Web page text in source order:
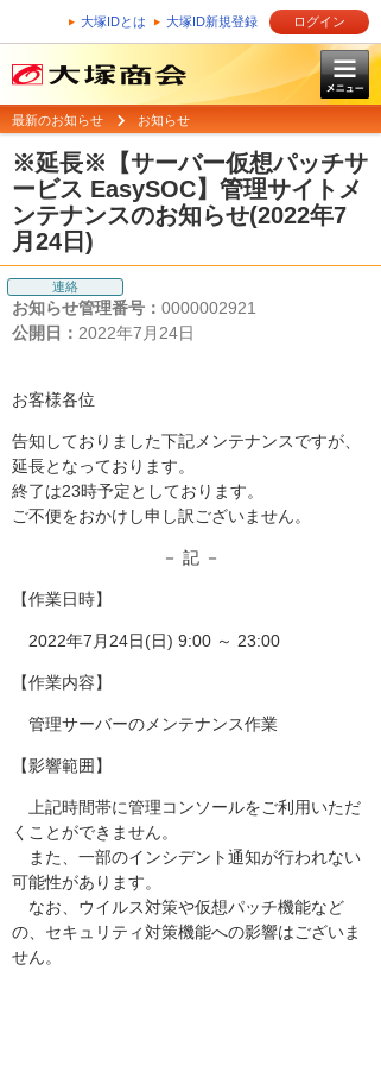
大塚IDとは 大塚ID新規登録 ログイン
最新のお知らせ お知らせ
※延長※【サーバー仮想パッチサ
ービス EasySOC】管理サイトメ
ンテナンスのお知らせ(2022年7
月24日)
連絡
お知らせ管理番号： 0000002921
公開日： 2022年7月24日
お客様各位
告知しておりました下記メンテナンスですが、
延長となっております。
終了は23時予定としております。
ご不便をおかけし申し訳ございません。
－ 記 －
【作業日時】
2022年7月24日(日) 9:00 ～ 23:00
【作業内容】
管理サーバーのメンテナンス作業
【影響範囲】
上記時間帯に管理コンソールをご利用いただ
くことができません。
また、一部のインシデント通知が行われない
可能性があります。
なお、ウイルス対策や仮想パッチ機能など
の、セキュリティ対策機能への影響はございま
せん。